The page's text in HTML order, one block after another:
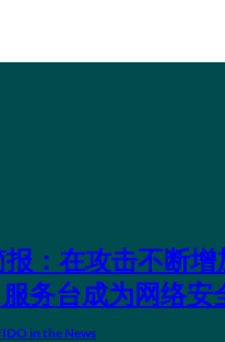
报：在攻击不断
务台成为网络安
in the News